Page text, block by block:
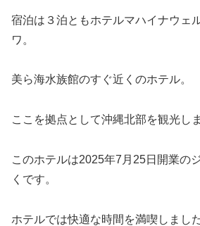
宿泊は３泊ともホテルマハイナウェ
ワ。
美ら海水族館のすぐ近くのホテル。
ここを拠点として沖縄北部を観光し
このホテルは2025年7月25日開業の
くです。
ホテルでは快適な時間を満喫しまし